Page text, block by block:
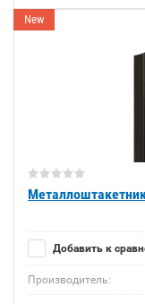
New
Добавить к
Производитель: